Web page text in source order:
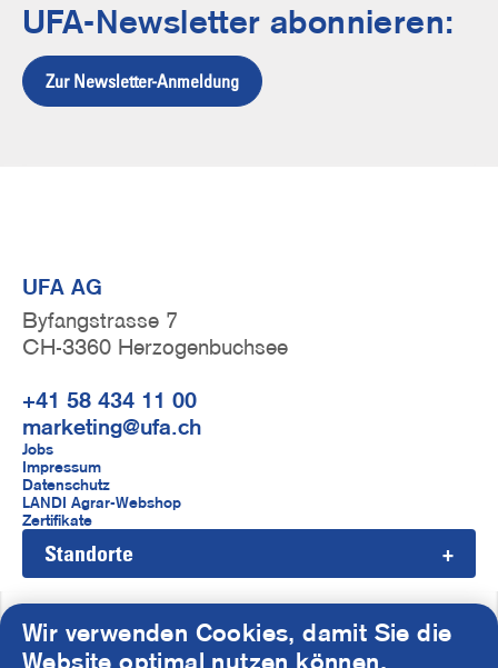
UFA-Newsletter abonnieren:
Zur Newsletter-Anmeldung
UFA AG
Byfangstrasse 7
CH-3360 Herzogenbuchsee
+41 58 434 11 00
marketing@ufa.ch
F
u
ß
z
e
i
Jobs
Impressum
Datenschutz
LANDI Agrar-Webshop
Zertifikate
Standorte
S
Wir verwenden Cookies, damit Sie die
Website optimal nutzen können.